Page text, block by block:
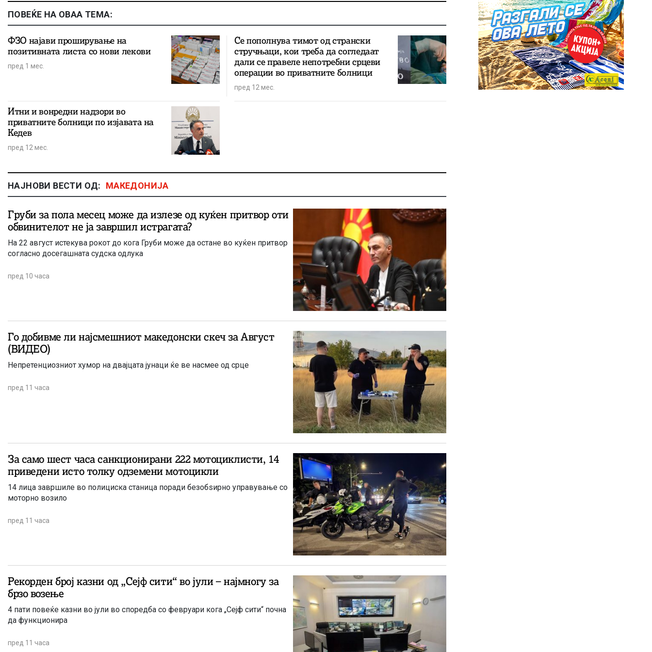
ПОВЕЌЕ НА ОВАА ТЕМА:
ФЗО најави проширување на
позитивната листа со нови лекови
пред 1 мес.
Се пополнува тимот од странски
стручњаци, кои треба да согледаат
дали се правеле непотребни срцеви
операции во приватните болници
пред 12 мес.
Итни и вонредни надзори во
приватните болници по изјавата на
Кедев
пред 12 мес.
НАЈНОВИ ВЕСТИ ОД: МАКЕДОНИЈА
Груби за пола месец може да излезе од куќен притвор оти
обвинителот не ја завршил истрагата?
На 22 август истекува рокот до кога Груби може да остане во куќен притвор
согласно досегашната судска одлука
пред 10 часа
Го добивме ли најсмешниот македонски скеч за Август
(ВИДЕО)
Непретенциозниот хумор на двајцата јунаци ќе ве насмее од срце
пред 11 часа
За само шест часа санкционирани 222 мотоциклисти, 14
приведени исто толку одземени мотоцикли
14 лица завршиле во полициска станица поради безобѕирно управување со
моторно возило
пред 11 часа
Рекорден број казни од „Сејф сити“ во јули – најмногу за
брзо возење
4 пати повеќе казни во јули во споредба со февруари кога „Сејф сити“ почна
да функционира
пред 11 часа